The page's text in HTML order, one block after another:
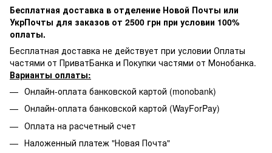
Бесплатная доставка в отделение Новой Почты или
УкрПочты для заказов от 2500 грн при условии 100%
оплаты.
Бесплатная доставка не действует при условии Оплаты
частями от ПриватБанка и Покупки частями от Монобанка.
Варианты оплаты:
Онлайн-оплата банковской картой (monobank)
Онлайн-оплата банковской картой (WayForPay)
Оплата на расчетный счет
Наложенный платеж "Новая Почта"